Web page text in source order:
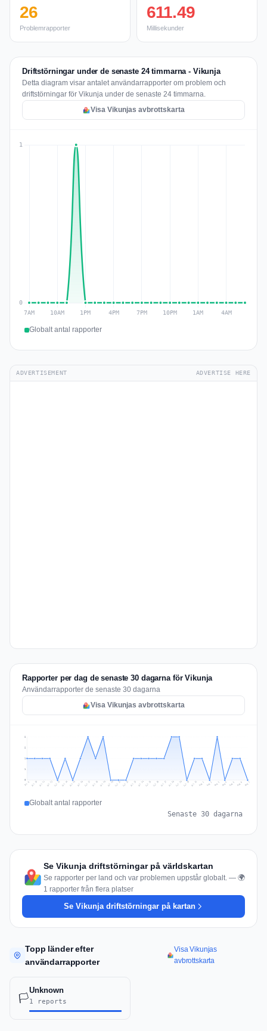
26
Problemrapporter
611.49
Millisekunder
Driftstörningar under de senaste 24 timmarna - Vikunja
Detta diagram visar antalet användarrapporter om problem och
driftstörningar för Vikunja under de senaste 24 timmarna.
Visa Vikunjas avbrottskarta
Globalt antal rapporter
ADVERTISEMENT ADVERTISE HERE
Rapporter per dag de senaste 30 dagarna för Vikunja
Användarrapporter de senaste 30 dagarna
Visa Vikunjas avbrottskarta
1
1
2
2
Jul 9 Jul 10 Jul 11 Jul 12 Jul 13 Jul 14 Jul 15 Jul 16 Jul 17 Jul 18 Jul 19 Jul 20 Jul 21 Jul 22 Jul 23 Jul 24 Jul 25 Jul 26 Jul 27 Jul 28 Jul 29 Jul 30 Jul 31 Aug 1 Aug 2 Aug 3 Aug 4 Aug 5 Aug 6 Aug 7
Globalt antal rapporter
Senaste 30 dagarna
Se Vikunja driftstörningar på världskartan
Se rapporter per land och var problemen uppstår globalt. — 🌍
1 rapporter från flera platser
Se Vikunja driftstörningar på kartan
Topp länder efter
användarrapporter
Visa Vikunjas
avbrottskarta
🏳️
Unknown
1 reports